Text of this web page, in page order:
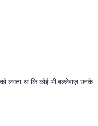
लगता था कि कोई भी बल्लेबाज़ उनके